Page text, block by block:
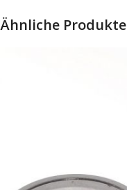
Ähnliche Produkte